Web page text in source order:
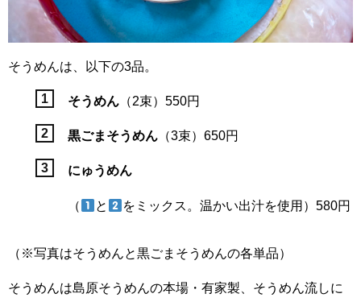
そうめんは、以下の3品。
そうめん （2束）550円
黒ごまそうめん （3束）650円
にゅうめん
（ と をミックス。温かい出汁を使用）580円
（※写真はそうめんと黒ごまそうめんの各単品）
そうめんは島原そうめんの本場・有家製、そうめん流しに